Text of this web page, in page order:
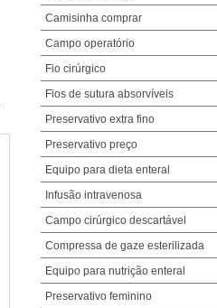
Camisinha comprar
Campo operatório
Fio cirúrgico
Fios de sutura absorvíveis
Preservativo extra fino
Preservativo preço
Equipo para dieta enteral
Infusão intravenosa
Campo cirúrgico descartável
Compressa de gaze esterilizada
Equipo para nutrição enteral
Preservativo feminino